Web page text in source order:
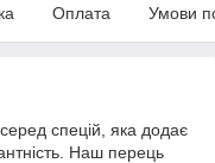
Оплата Умови
спецій, яка додає
Наш перець